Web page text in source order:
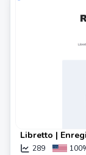
Libretto |
289